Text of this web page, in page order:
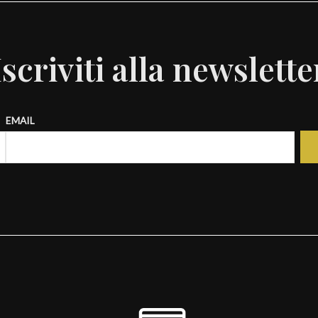
alla
EMAIL